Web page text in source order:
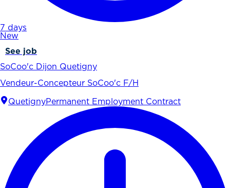
7 days
New
See job
SoCoo'c Dijon Quetigny
Vendeur-Concepteur SoCoo'c F/H
QuetignyPermanent Employment Contract